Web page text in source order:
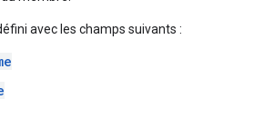
avec les champs suivants :